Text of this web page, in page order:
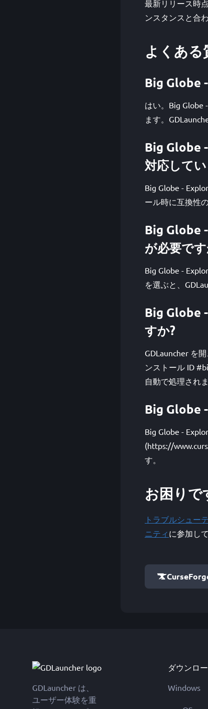
最新リリース時
ンスタンスと合
よくある
Big Globe
はい。Big Globe
ます。
Big Globe
対応して
Big Globe -
ール時に互換性
Big Globe
が必要で
Big Globe -
を選ぶと、
Big Globe
すか?
GDLauncher を
ンストール ID
自動で処理されま
Big Globe
Big Globe -
(https://
す。
お困りで
トラブルシュー
ニティ に参加し
GDLauncher は、
ユーザー体験を重
ダウンロ
Windows